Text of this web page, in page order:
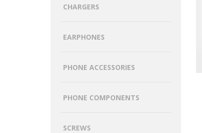
CHARGERS
EARPHONES
PHONE ACCESSORIES
PHONE COMPONENTS
SCREWS